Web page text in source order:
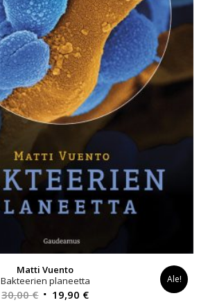
Matti Vuento
Bakteerien planeetta
30,00€ Alkuperäinen
19,90 €Nykyinen
Ale!